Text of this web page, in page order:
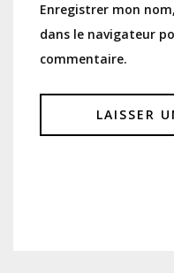
Enregistrer mon
dans le navigateur
commentaire.